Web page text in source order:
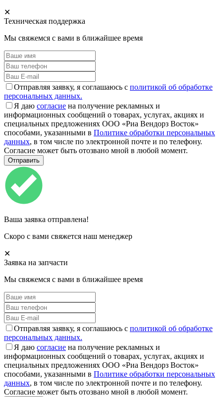
✕
Техническая поддержка
Мы свяжемся с вами в ближайшее время
Отправляя заявку, я соглашаюсь с политикой об обработке
персональных данных.
Я даю согласие на получение рекламных и
информационных сообщений о товарах, услугах, акциях и
специальных предложениях ООО «Риа Вендорз Восток»
способами, указанными в Политике обработки персональных
данных, в том числе по электронной почте и по телефону.
Согласие может быть отозвано мной в любой момент.
Ваша заявка отправлена!
Скоро с вами свяжется наш менеджер
✕
Заявка на запчасти
Мы свяжемся с вами в ближайшее время
Отправляя заявку, я соглашаюсь с политикой об обработке
персональных данных.
Я даю согласие на получение рекламных и
информационных сообщений о товарах, услугах, акциях и
специальных предложениях ООО «Риа Вендорз Восток»
способами, указанными в Политике обработки персональных
данных, в том числе по электронной почте и по телефону.
Согласие может быть отозвано мной в любой момент.